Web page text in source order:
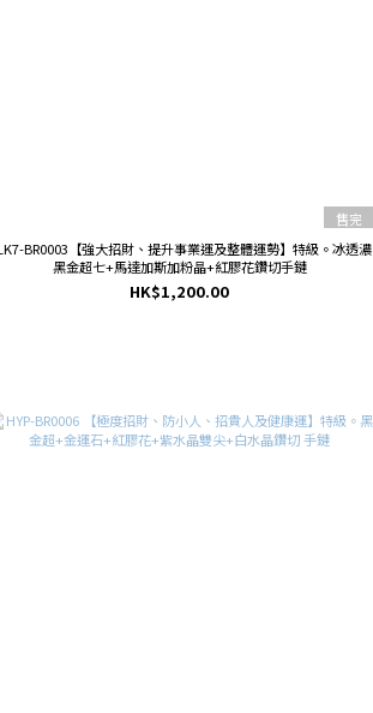
售完
BR0003【強大招財、提升事業運及整體運勢】特級。冰透濃
黑金超七+馬達加斯加粉晶+紅膠花鑽切手鏈
HK$1,200.00